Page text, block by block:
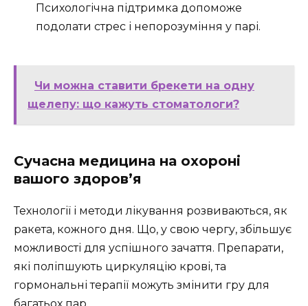
Психологічна підтримка допоможе
подолати стрес і непорозуміння у парі.
Чи можна ставити брекети на одну
щелепу: що кажуть стоматологи?
Сучасна медицина на охороні
вашого здоров’я
Технології і методи лікування розвиваються, як
ракета, кожного дня. Що, у свою чергу, збільшує
можливості для успішного зачаття. Препарати,
які поліпшують циркуляцію крові, та
гормональні терапії можуть змінити гру для